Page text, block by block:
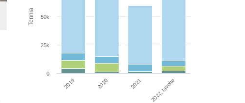
The chart has 1 Y axis displaying CO2 päästömäärät tuhansina
Tonnia
2019 2020 2021 2022, tavoite
0
25k
50k